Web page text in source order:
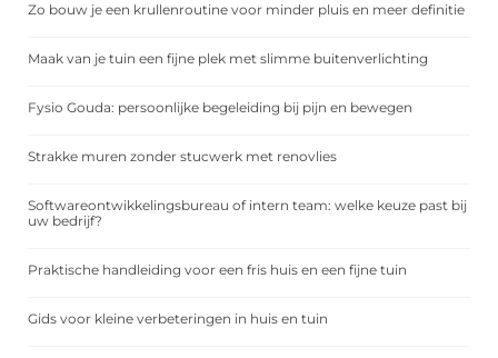
Zo bouw je een krullenroutine voor minder pluis en meer definitie
Maak van je tuin een fijne plek met slimme buitenverlichting
Fysio Gouda: persoonlijke begeleiding bij pijn en bewegen
Strakke muren zonder stucwerk met renovlies
Softwareontwikkelingsbureau of intern team: welke keuze past bij
uw bedrijf?
Praktische handleiding voor een fris huis en een fijne tuin
Gids voor kleine verbeteringen in huis en tuin